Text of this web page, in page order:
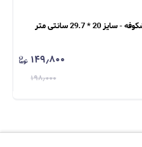
دفتر طراحی سیمی حرفه ای 30 برگ شکوفه - سایز 20 * 29.7 سانتی متر
۱۴۹٫۸۰۰
۱۹۸٫۰۰۰